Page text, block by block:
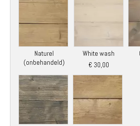
Naturel
(onbehandeld)
White wash
€ 30,00